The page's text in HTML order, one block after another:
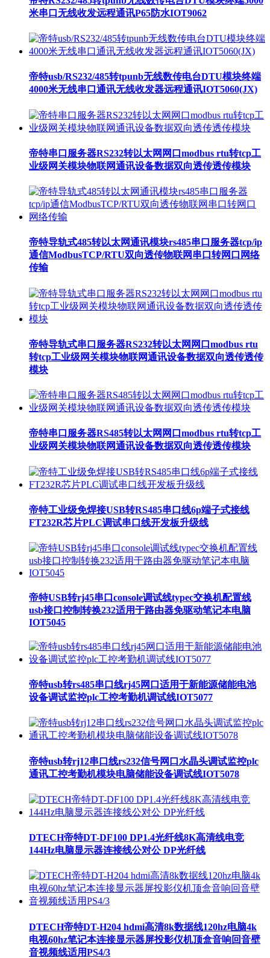
米串口无线收发远程通讯P65防水IOT9062
帝特usb/RS232/485转tpunb无线数传电台DTU模块终端
4000米无线串口通讯无线收发器远程通讯IOT5060(JX)
帝特串口服务器RS232转以太网网口modbus rtu转tcp工
业级网关模块物联网通讯设备数据双向透传透传模块
帝特导轨式485转以太网通讯模块rs485串口服务器tcp/ip
通信ModbusTCP/RTU双向透传物联网串口转网口网络
传输
帝特导轨式串口服务器RS232转以太网网口modbus rtu
转tcp工业级网关模块物联网通讯设备数据双向透传透传
模块
帝特串口服务器RS485转以太网网口modbus rtu转tcp工
业级网关模块物联网通讯设备数据双向透传透传模块
帝特工业级免焊接USB转RS485串口线6p端子式接线
FT232R芯片PLC调试串口线开发板升级线
帝特USB转rj45串口console调试线typec交换机配置线
usb接口控制转换232适用于路由器免驱动笔记本电脑
IOT5045
帝特usb转rs485串口线rj45网口适用于新能源储能电池
设备调试监控plc工控考勤机调试线IOT5077
帝特usb转rj12串口线rs232信号网口水晶头调试监控plc
通讯工控考勤机模块电脑储能设备调试线IOT5078
DTECH帝特DT-DF100 DP1.4光纤线8K高清线电竞
144Hz电脑显示器连接线公对公 DP光纤线
DTECH帝特DT-H204 hdmi高清8k数据线120hz电脑4k
电视60hz笔记本连接显示器屏投影仪机顶盒音响回音壁
音视频线适用PS4/3